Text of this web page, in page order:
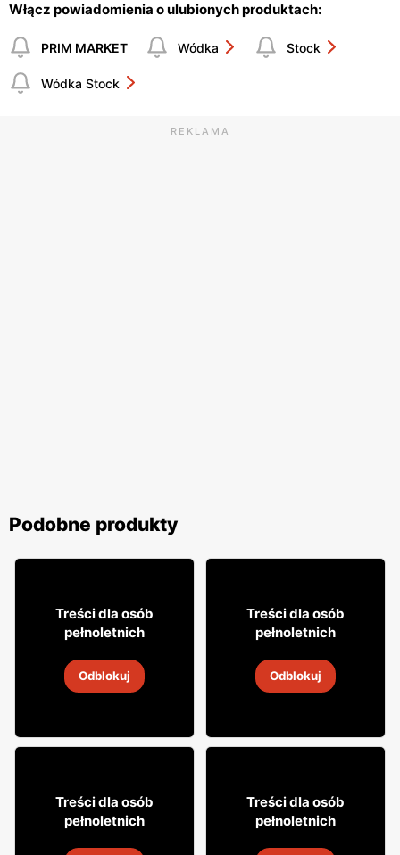
Włącz powiadomienia o ulubionych produktach:
PRIM MARKET Wódka Stock
Wódka Stock
REKLAMA
Podobne produkty
27 99
8 sie 2026
Treści dla osób
pełnoletnich
Odblokuj
113 99
14 sie 2026
Treści dla osób
pełnoletnich
Odblokuj
29 95
Treści dla osób
pełnoletnich
19 99
Treści dla osób
pełnoletnich